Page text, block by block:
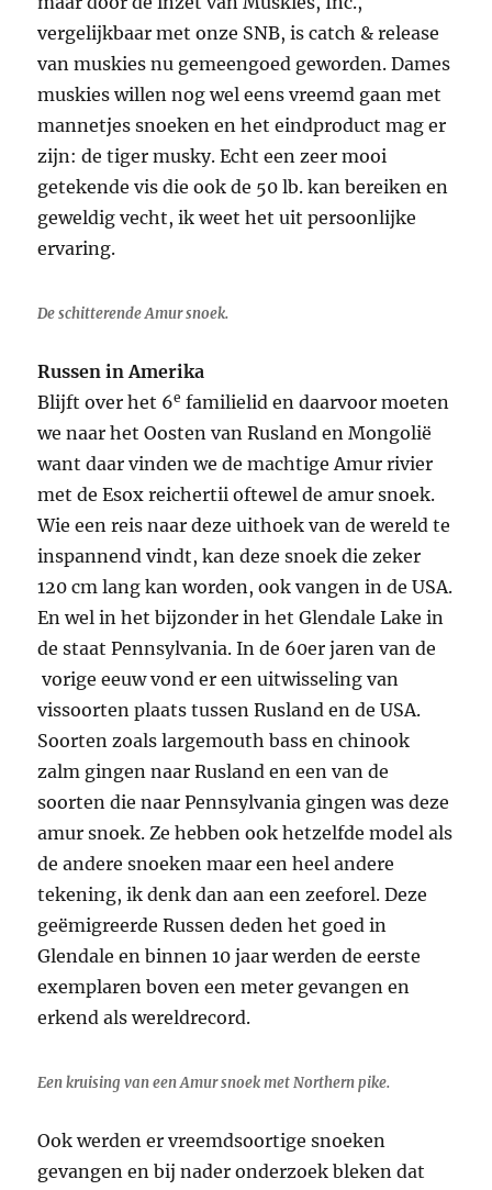
vergelijkbaar met onze SNB, is catch & release
van muskies nu gemeengoed geworden. Dames
muskies willen nog wel eens vreemd gaan met
mannetjes snoeken en het eindproduct mag er
zijn: de tiger musky. Echt een zeer mooi
getekende vis die ook de 50 lb. kan bereiken en
geweldig vecht, ik weet het uit persoonlijke
ervaring.
De schitterende Amur snoek.
Russen in Amerika
Blijft over het 6e familielid en daarvoor moeten
we naar het Oosten van Rusland en Mongolië
want daar vinden we de machtige Amur rivier
met de Esox reichertii oftewel de amur snoek.
Wie een reis naar deze uithoek van de wereld te
inspannend vindt, kan deze snoek die zeker
120 cm lang kan worden, ook vangen in de USA.
En wel in het bijzonder in het Glendale Lake in
de staat Pennsylvania. In de 60er jaren van de
vorige eeuw vond er een uitwisseling van
vissoorten plaats tussen Rusland en de USA.
Soorten zoals largemouth bass en chinook
zalm gingen naar Rusland en een van de
soorten die naar Pennsylvania gingen was deze
amur snoek. Ze hebben ook hetzelfde model als
de andere snoeken maar een heel andere
tekening, ik denk dan aan een zeeforel. Deze
geëmigreerde Russen deden het goed in
Glendale en binnen 10 jaar werden de eerste
exemplaren boven een meter gevangen en
erkend als wereldrecord.
Een kruising van een Amur snoek met Northern pike.
Ook werden er vreemdsoortige snoeken
gevangen en bij nader onderzoek bleken dat